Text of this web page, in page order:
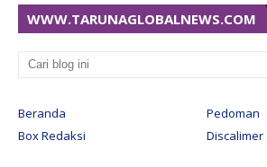
WWW.TARUNAGLOBALNEWS.COM
Beranda
Pedoman
Box Redaksi
Discalimer